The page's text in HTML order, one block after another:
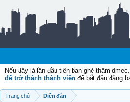
Nếu đây là lần đầu tiên bạn ghé thăm
để trở thành thành viên để bắt đầu đăng
Trang chủ Diễn đàn